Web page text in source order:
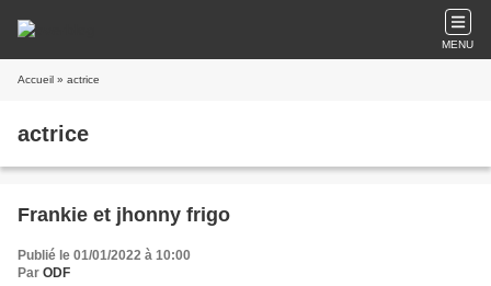
MENU
Accueil » actrice
actrice
Frankie et jhonny frigo
Publié le 01/01/2022 à 10:00
Par ODF